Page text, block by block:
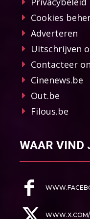
Cookies
Adverteren
Uitschrijven
Contacteer
Cinenews.be
Out.be
Filous.be
WAAR VIND